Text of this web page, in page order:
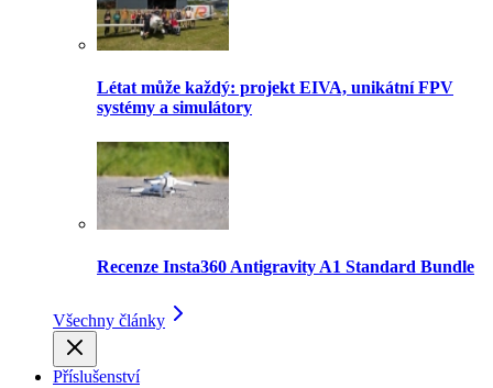
Létat může každý: projekt EIVA, unikátní FPV
systémy a simulátory
Recenze Insta360 Antigravity A1 Standard Bundle
Všechny články
Příslušenství